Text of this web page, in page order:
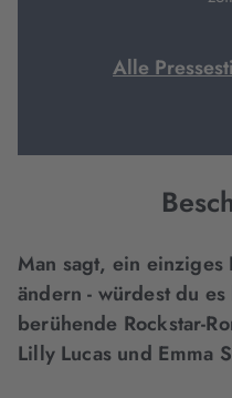
Alle
Man sagt, ein
ändern - würdest du
berühende Rockstar-
Lilly Lucas und Emma